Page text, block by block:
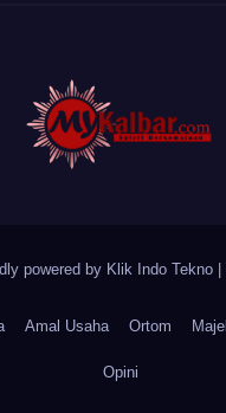
powered by Klik Indo Tekno
Amal Usaha Ortom
Opini